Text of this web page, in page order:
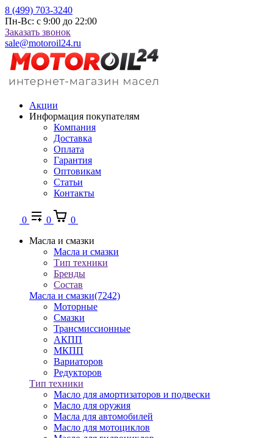
8 (499) 703-3240
Пн-Вс: с 9:00 до 22:00
Заказать звонок
sale@motoroil24.ru
Акции
Информация покупателям
Компания
Доставка
Оплата
Гарантия
Оптовикам
Статьи
Контакты
0 0
0
Масла и смазки
Масла и смазки
Тип техники
Бренды
Состав
Масла и смазки(7242)
Моторные
Смазки
Трансмиссионные
АКПП
МКПП
Вариаторов
Редукторов
Тип техники
Масло для амортизаторов и подвески
Масло для оружия
Масла для автомобилей
Масло для мотоциклов